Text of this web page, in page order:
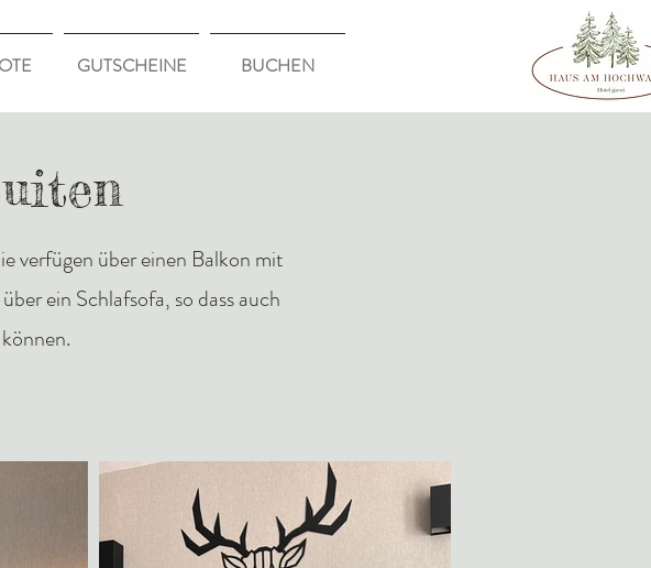
GUTSCHEINE BUCHEN
verfügen über einen Balkon mit
ein Schlafsofa, so dass auch